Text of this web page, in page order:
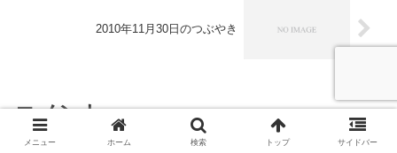
2010年11月30日のつぶやき
コメント
メニュー ホーム 検索 トップ サイドバー